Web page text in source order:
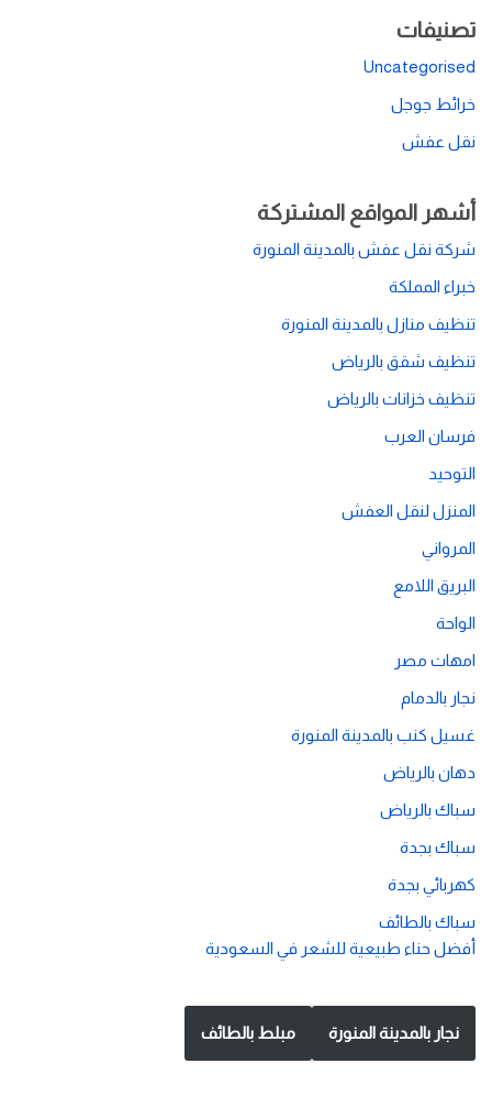
تصنيفات
Uncategorised
خرائط جوجل
نقل عفش
أشهر المواقع المشتركة
شركة نقل عفش بالمدينة المنورة
خبراء المملكة
تنظيف منازل بالمدينة المنورة
تنظيف شقق بالرياض
تنظيف خزانات بالرياض
فرسان العرب
التوحيد
المنزل لنقل العفش
المرواني
البريق اللامع
الواحة
امهات مصر
نجار بالدمام
غسيل كنب بالمدينة المنورة
دهان بالرياض
سباك بالرياض
سباك بجدة
كهربائي بجدة
سباك بالطائف
أفضل حناء طبيعية للشعر في السعودية
نجار بالمدينة المنورة مبلط بالطائف